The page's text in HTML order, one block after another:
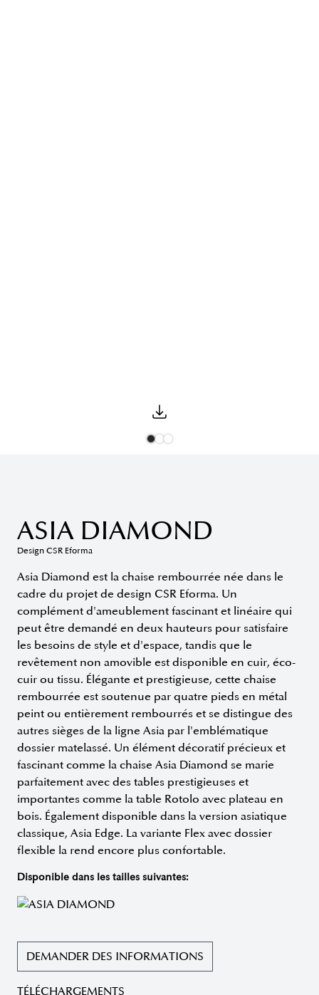
ASIA DIAMOND
Design CSR Eforma
Asia Diamond est la chaise rembourrée née dans le
cadre du projet de design CSR Eforma. Un
complément d'ameublement fascinant et linéaire qui
peut être demandé en deux hauteurs pour satisfaire
les besoins de style et d'espace, tandis que le
revêtement non amovible est disponible en cuir, éco-
cuir ou tissu. Élégante et prestigieuse, cette chaise
rembourrée est soutenue par quatre pieds en métal
peint ou entièrement rembourrés et se distingue des
autres sièges de la ligne Asia par l'emblématique
dossier matelassé. Un élément décoratif précieux et
fascinant comme la chaise Asia Diamond se marie
parfaitement avec des tables prestigieuses et
importantes comme la table Rotolo avec plateau en
bois. Également disponible dans la version asiatique
classique, Asia Edge. La variante Flex avec dossier
flexible la rend encore plus confortable.
Disponible dans les tailles suivantes:
DEMANDER DES INFORMATIONS
TÉLÉCHARGEMENTS